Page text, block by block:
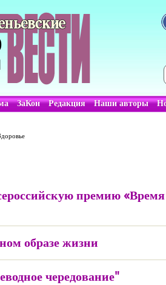
ЗаКон Редакция Наши авторы
премию
образе жизни
чередование"